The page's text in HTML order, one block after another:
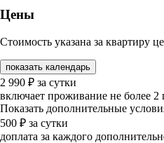
Цены
Стоимость указана за квартиру
показать календарь
2 990 ₽ за сутки
включает проживание не более 2
Показать дополнительные
500 ₽ за сутки
доплата за каждого